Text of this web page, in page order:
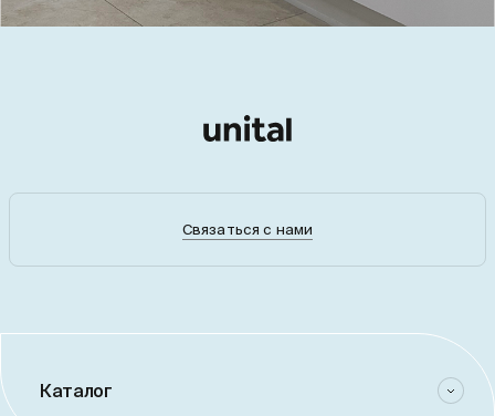
Связаться с нами
Каталог